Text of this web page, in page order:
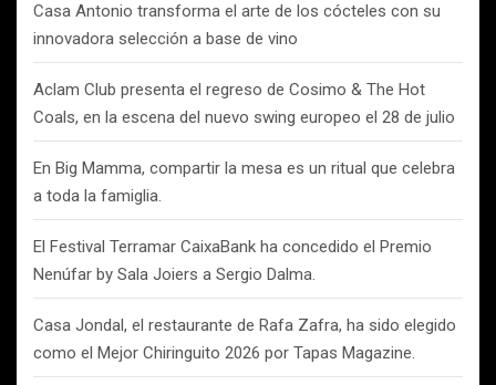
Casa Antonio transforma el arte de los cócteles con su
innovadora selección a base de vino
Aclam Club presenta el regreso de Cosimo & The Hot
Coals, en la escena del nuevo swing europeo el 28 de julio
En Big Mamma, compartir la mesa es un ritual que celebra
a toda la famiglia.
El Festival Terramar CaixaBank ha concedido el Premio
Nenúfar by Sala Joiers a Sergio Dalma.
Casa Jondal, el restaurante de Rafa Zafra, ha sido elegido
como el Mejor Chiringuito 2026 por Tapas Magazine.